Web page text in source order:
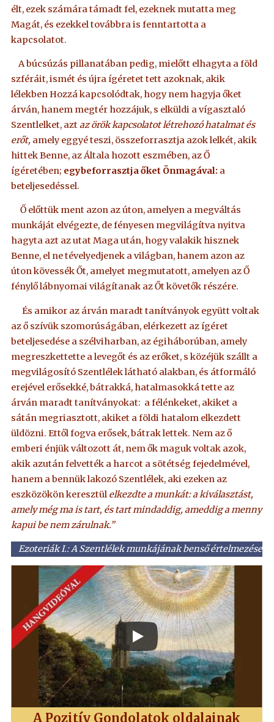
élt, ezek számára támadt fel, ezeknek mutatta meg
Magát, és ezekkel továbbra is fenntartotta a
kapcsolatot.
A búcsúzás pillanatában pedig, mielőtt elhagyta a föld
szféráit, ismét és újra ígéretet tett azoknak, akik
lélekben Hozzá kapcsolódtak, hogy nem hagyja őket
árván, hanem megtér hozzájuk, s elküldi a vígasztaló
Szentlelket, aztaz örök kapcsolatot létrehozó hatalmat és
erőt, amely eggyé teszi, összeforrasztja azok lelkét, akik
hittek Benne, az Általa hozott eszmében, az Ő
ígéretében; egybeforrasztja őket Önmagával: a
beteljesedéssel.
Ő előttük ment azon az úton, amelyen a megváltás
munkáját elvégezte, de fényesen megvilágítva nyitva
hagyta azt az utat Maga után, hogy valakik hisznek
Benne, el ne tévelyedjenek a világban, hanem azon az
úton kövessék Őt, amelyet megmutatott, amelyen az Ő
fénylő lábnyomai világítanak az Őt követők részére.
És amikor az árván maradt tanítványok együtt voltak
az ő szívük szomorúságában, elérkezett az ígéret
beteljesedése a szélviharban, az égiháborúban, amely
megreszkettette a levegőt és az erőket, s közéjük szállt a
megvilágosító Szentlélek látható alakban, és átformáló
erejével erősekké, bátrakká, hatalmasokká tette az
árván maradt tanítványokat: a félénkeket, akiket a
sátán megriasztott, akiket a földi hatalom elkezdett
üldözni. Ettől fogva erősek, bátrak lettek. Nem az ő
emberi énjük változott át, nem ők maguk voltak azok,
akik azután felvették a harcot a sötétség fejedelmével,
hanem a bennük lakozó Szentlélek, aki ezeken az
eszközökön keresztül elkezdte a munkát: a kiválasztást,
amely még ma is tart, és tart mindaddig, ameddig a menny
kapui be nem zárulnak.”
Ezoteriák I.: A Szentlélek munkájának benső értelmezése
A Pozitív Gondolatok oldalainak